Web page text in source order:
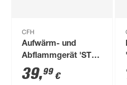
CFH
Aufwärm- und
Abflammgerät 'ST
1000' mehrfarbig Ø
60 mm
39,99 €